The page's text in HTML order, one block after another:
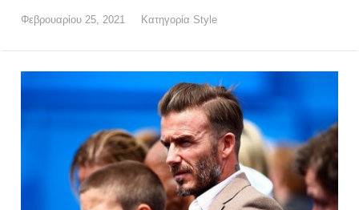
Φεβρουαρίου 25, 2021 Κατηγορία Style